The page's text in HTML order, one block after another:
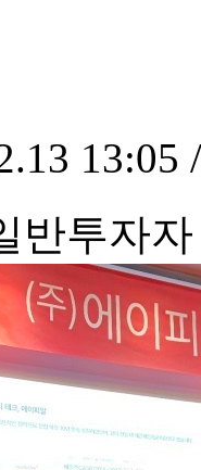
13:05
반투자